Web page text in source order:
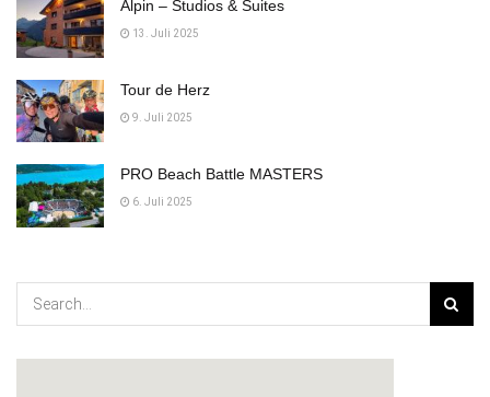
Alpin – Studios & Suites
13. Juli 2025
Tour de Herz
9. Juli 2025
PRO Beach Battle MASTERS
6. Juli 2025